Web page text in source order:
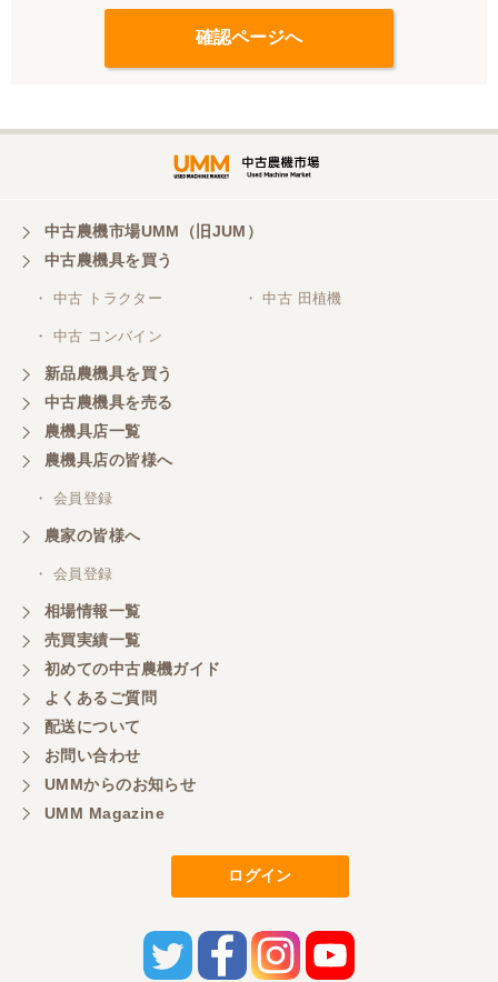
中古農機市場UMM（旧JUM）
中古農機具を買う
・ 中古 トラクター ・ 中古 田植機
・ 中古 コンバイン
新品農機具を買う
中古農機具を売る
農機具店一覧
農機具店の皆様へ
・ 会員登録
農家の皆様へ
・ 会員登録
相場情報一覧
売買実績一覧
初めての中古農機ガイド
よくあるご質問
配送について
お問い合わせ
UMMからのお知らせ
UMM Magazine
ログイン